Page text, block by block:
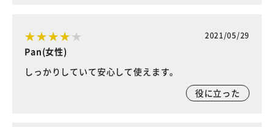
2021/05/29
Pan(女性)
しっかりしていて安心して使えます。
役に立った